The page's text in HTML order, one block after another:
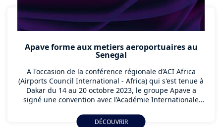
Apave forme aux metiers aeroportuaires au
Senegal
A l'occasion de la conférence régionale d’ACI Africa
(Airports Council International - Africa) qui s'est tenue à
Dakar du 14 au 20 octobre 2023, le groupe Apave a
signé une convention avec l’Académie Internationale
DÉCOUVRIR